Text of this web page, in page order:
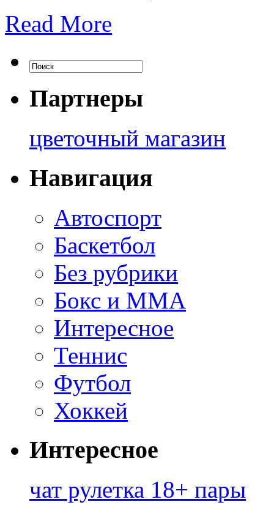
Read More
Партнеры
цветочный магазин
Навигация
Автоспорт
Баскетбол
Без рубрики
Бокс и ММА
Интересное
Теннис
Футбол
Хоккей
Интересное
чат рулетка 18+ пары